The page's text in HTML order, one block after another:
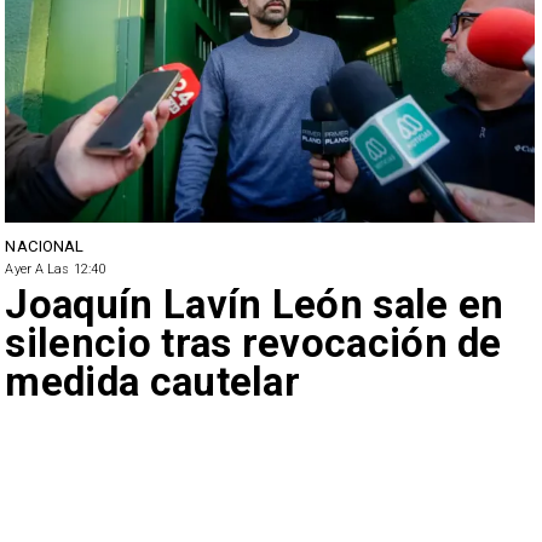
NACIONAL
Ayer A Las 12:40
Joaquín Lavín León sale en
silencio tras revocación de
medida cautelar